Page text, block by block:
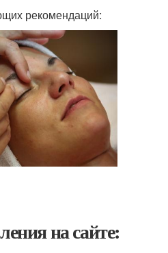
рекомендаций:
на сайте: